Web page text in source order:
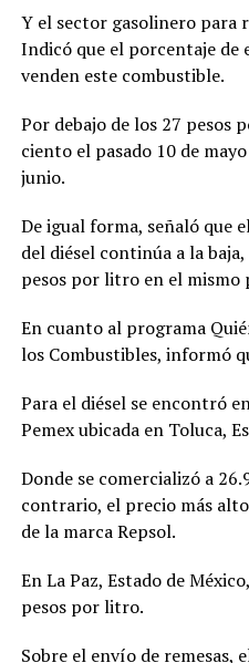
Y el sector gasolinero para
Indicó que el porcentaje de
venden este combustible.
Por debajo de los 27 pesos
ciento el pasado 10 de
junio.
De igual forma, señaló que
del diésel continúa a la
pesos por litro en el mismo
En cuanto al programa
los Combustibles, informó
Para el diésel se encontró
Pemex ubicada en Toluca,
Donde se comercializó a
contrario, el precio más
de la marca Repsol.
En La Paz, Estado de
pesos por litro.
Sobre el envío de remesas,